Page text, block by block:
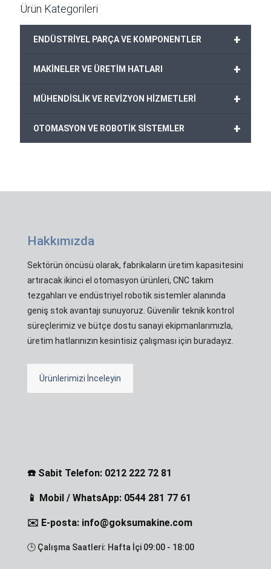
Ürün Kategorileri
+
ENDÜSTRİYEL PARÇA VE KOMPONENTLER
+
MAKİNELER VE ÜRETİM HATLARI
+
MÜHENDİSLİK VE REVİZYON HİZMETLERİ
+
OTOMASYON VE ROBOTİK SİSTEMLER
Hakkımızda
Sektörün öncüsü olarak, fabrikaların üretim kapasitesini
artıracak ikinci el otomasyon ürünleri, CNC takım
tezgahları ve endüstriyel robotik sistemler alanında
geniş stok avantajı sunuyoruz. Güvenilir teknik kontrol
süreçlerimiz ve bütçe dostu sanayi ekipmanlarımızla,
üretim hatlarınızın kesintisiz çalışması için buradayız.
Ürünlerimizi İnceleyin
☎️ Sabit Telefon: 0212 222 72 81
📱 Mobil / WhatsApp: 0544 281 77 61
✉️ E-posta: info@goksumakine.com
🕒 Çalışma Saatleri: Hafta İçi 09:00 - 18:00